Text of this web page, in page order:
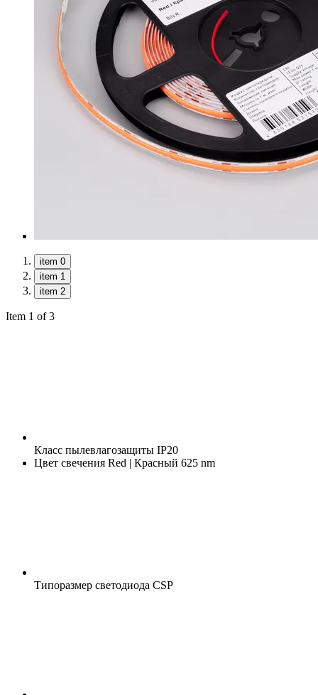
item 0
item 1
item 2
Item 1 of 3
Класс пылевлагозащиты IP20
Цвет свечения Red | Красный 625 nm
Типоразмер светодиода CSP